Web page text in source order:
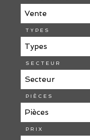
Vente
TYPES
Types
SECTEUR
Secteur
PIÈCES
Pièces
PRIX